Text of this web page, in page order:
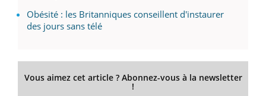
Obésité : les Britanniques conseillent d'instaurer
des jours sans télé
Vous aimez cet article ? Abonnez-vous à la newsletter
!